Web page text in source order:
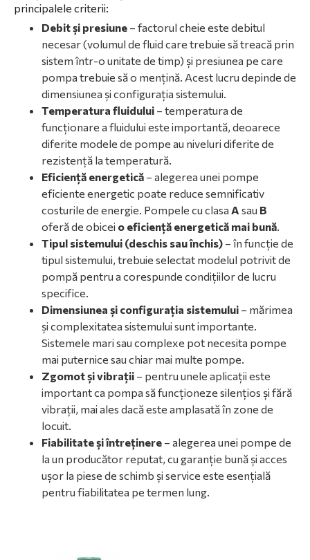
principalele criterii:
Debit și presiune – factorul cheie este debitul
necesar (volumul de fluid care trebuie să treacă prin
sistem într-o unitate de timp) și presiunea pe care
pompa trebuie să o mențină. Acest lucru depinde de
dimensiunea și configurația sistemului.
Temperatura fluidului – temperatura de
funcționare a fluidului este importantă, deoarece
diferite modele de pompe au niveluri diferite de
rezistență la temperatură.
Eficiență energetică – alegerea unei pompe
eficiente energetic poate reduce semnificativ
costurile de energie. Pompele cu clasa A sau B
oferă de obicei o eficiență energetică mai bună.
Tipul sistemului (deschis sau închis) – în funcție de
tipul sistemului, trebuie selectat modelul potrivit de
pompă pentru a corespunde condițiilor de lucru
specifice.
Dimensiunea și configurația sistemului – mărimea
și complexitatea sistemului sunt importante.
Sistemele mari sau complexe pot necesita pompe
mai puternice sau chiar mai multe pompe.
Zgomot și vibrații – pentru unele aplicații este
important ca pompa să funcționeze silențios și fără
vibrații, mai ales dacă este amplasată în zone de
locuit.
Fiabilitate și întreținere – alegerea unei pompe de
la un producător reputat, cu garanție bună și acces
ușor la piese de schimb și service este esențială
pentru fiabilitatea pe termen lung.